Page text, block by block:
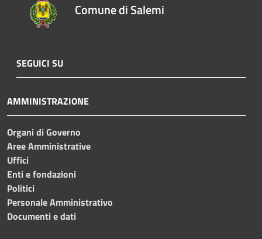
Comune di Salemi
SEGUICI SU
AMMINISTRAZIONE
Organi di Governo
Aree Amministrative
Uffici
Enti e fondazioni
Politici
Personale Amministrativo
Documenti e dati